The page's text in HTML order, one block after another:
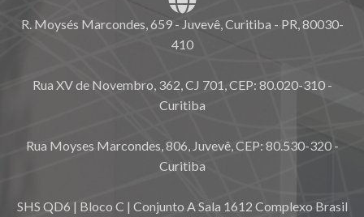
R. Moysés Marcondes, 659 - Juvevê, Curitiba - PR, 80030-
410
Rua XV de Novembro, 362, CJ 701, CEP: 80.020-310 -
Curitiba
Rua Moyses Marcondes, 806, Juvevê, CEP: 80.530-320 -
Curitiba
SHS QD6 | Bloco C | Conjunto A Sala 1612 Complexo Brasil